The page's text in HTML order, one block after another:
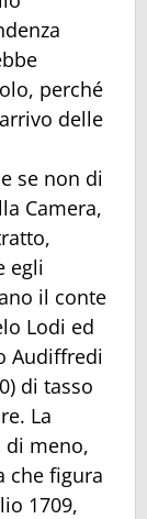
perché
delle
se non di
Camera,
egli
il conte
Lodi ed
Audiffredi
di tasso
La
di meno,
che figura
1709,